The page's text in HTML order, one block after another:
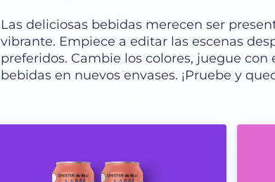
Las deliciosas bebidas merecen ser
vibrante. Empiece a editar las escenas
preferidos. Cambie los colores, juegue
bebidas en nuevos envases. ¡Pruebe y